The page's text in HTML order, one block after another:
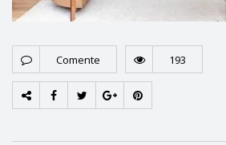
Comente 193